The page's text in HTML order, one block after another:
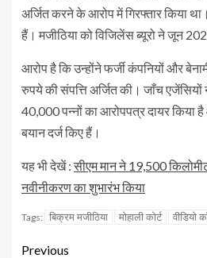
अर्जित करने के आरोप में गिरफ्तार किया
हैं। मजीठिया को विजिलेंस ब्यूरो ने जून
आरोप है कि उन्होंने फर्जी कंपनियों और
रुपये की संपत्ति अर्जित की। जाँच
40,000 पन्नों का आरोपपत्र दायर किया
बयान दर्ज किए हैं।
यह भी देखें :सीएम मान ने 19,500
नवीनीकरण का शुभारंभ किया
Tags: बिक्रम मजीठिया मोहाली कोर्ट वीडियो
Previous